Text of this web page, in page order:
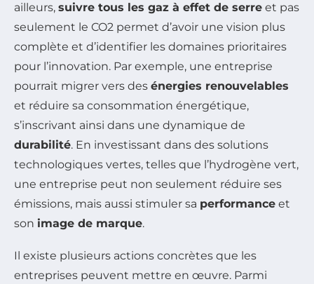
ailleurs, suivre tous les gaz à effet de serre et pas
seulement le CO2 permet d’avoir une vision plus
complète et d’identifier les domaines prioritaires
pour l’innovation. Par exemple, une entreprise
pourrait migrer vers des énergies renouvelables
et réduire sa consommation énergétique,
s’inscrivant ainsi dans une dynamique de
durabilité. En investissant dans des solutions
technologiques vertes, telles que l’hydrogène vert,
une entreprise peut non seulement réduire ses
émissions, mais aussi stimuler sa performance et
son image de marque.
Il existe plusieurs actions concrètes que les
entreprises peuvent mettre en œuvre. Parmi